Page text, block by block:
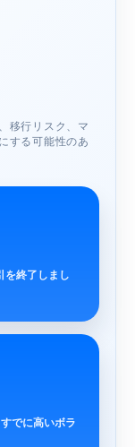
移行リスク、マ
する可能性のあ
を終了しまし
でに高いボラ